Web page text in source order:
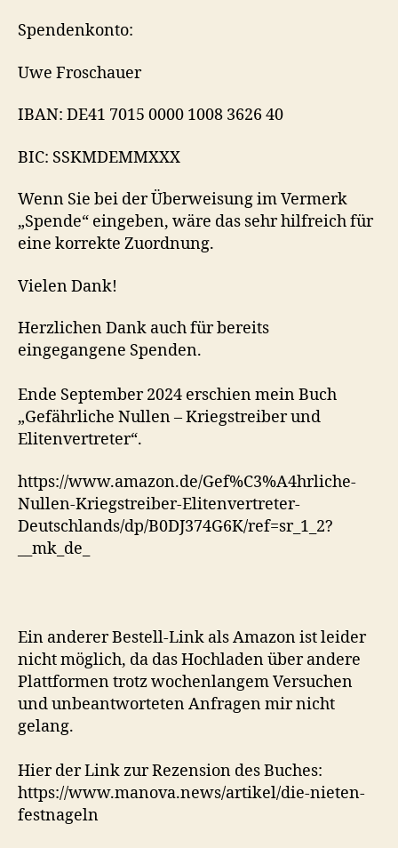
Spendenkonto:
Uwe Froschauer
IBAN: DE41 7015 0000 1008 3626 40
BIC: SSKMDEMMXXX
Wenn Sie bei der Überweisung im Vermerk
„Spende“ eingeben, wäre das sehr hilfreich für
eine korrekte Zuordnung.
Vielen Dank!
Herzlichen Dank auch für bereits
eingegangene Spenden.
Ende September 2024 erschien mein Buch
„Gefährliche Nullen – Kriegstreiber und
Elitenvertreter“.
https://www.amazon.de/Gef%C3%A4hrliche-
Nullen-Kriegstreiber-Elitenvertreter-
Deutschlands/dp/B0DJ374G6K/ref=sr_1_2?
__mk_de_
Ein anderer Bestell-Link als Amazon ist leider
nicht möglich, da das Hochladen über andere
Plattformen trotz wochenlangem Versuchen
und unbeantworteten Anfragen mir nicht
gelang.
Hier der Link zur Rezension des Buches:
https://www.manova.news/artikel/die-nieten-
festnageln